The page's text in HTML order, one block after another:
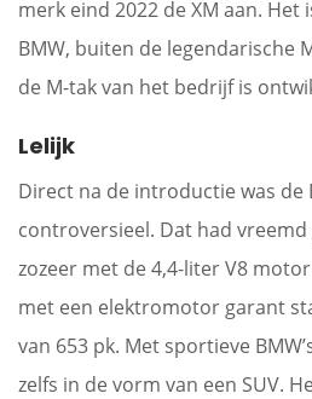
merk eind 2022 de XM aan. Het
BMW, buiten de legendarische
de M-tak van het bedrijf is
Lelijk
Direct na de introductie was de
controversieel. Dat had
zozeer met de 4,4-liter V8
met een elektromotor garant
van 653 pk. Met sportieve
zelfs in de vorm van een SUV.